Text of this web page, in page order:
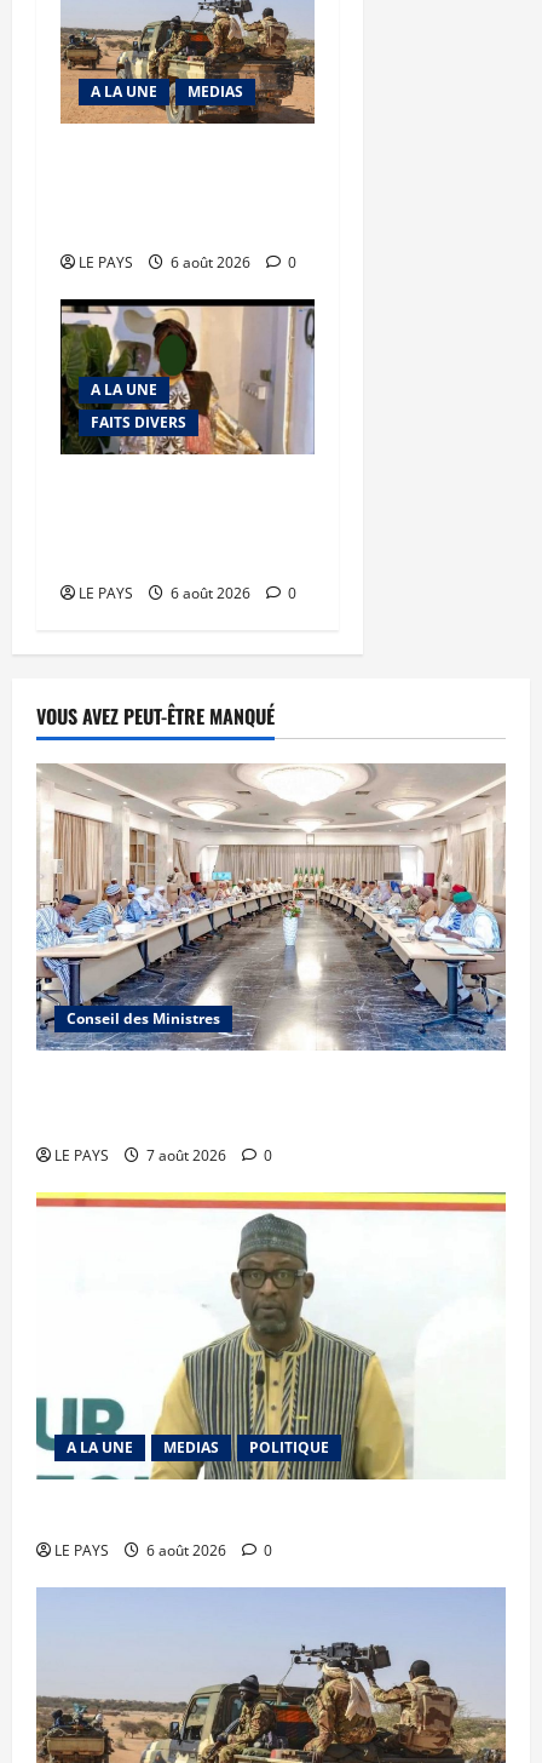
A LA UNE MEDIAS
LE PAYS 6 août 2026 0
A LA UNE
FAITS DIVERS
LE PAYS 6 août 2026 0
VOUS AVEZ PEUT-ÊTRE MANQUÉ
Conseil des Ministres
LE PAYS 7 août 2026 0
A LA UNE MEDIAS POLITIQUE
LE PAYS 6 août 2026 0